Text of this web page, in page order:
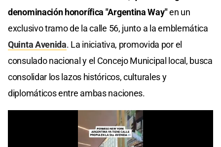
denominación honorífica "Argentina Way"en un
exclusivo tramo de la calle 56, junto a la emblemática
Quinta Avenida. La iniciativa, promovida por el
consulado nacional y el Concejo Municipal local, busca
consolidar los lazos históricos, culturales y
diplomáticos entre ambas naciones.